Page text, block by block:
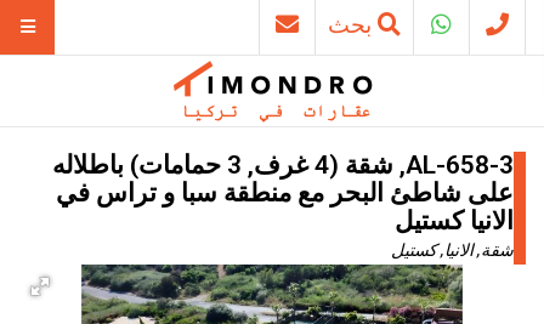
بحث
AL-658-3, شقة (4 غرف, 3 حمامات) باطلاله
على شاطئ البحر مع منطقة سبا و تراس في
الانيا كستيل
شقة, الانيا, كستيل